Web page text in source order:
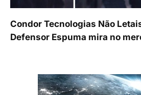
Condor Tecnologias Não
Defensor Espuma mira no